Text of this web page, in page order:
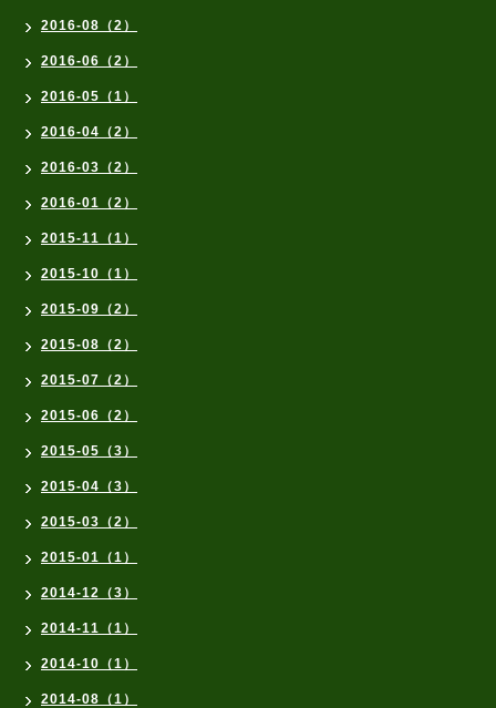
2016-08（2）
2016-06（2）
2016-05（1）
2016-04（2）
2016-03（2）
2016-01（2）
2015-11（1）
2015-10（1）
2015-09（2）
2015-08（2）
2015-07（2）
2015-06（2）
2015-05（3）
2015-04（3）
2015-03（2）
2015-01（1）
2014-12（3）
2014-11（1）
2014-10（1）
2014-08（1）